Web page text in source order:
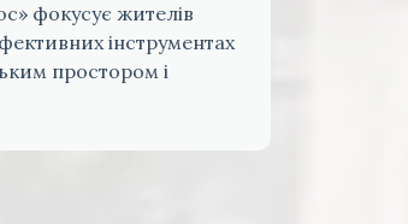
фокусує жителів
інструментах
простором і